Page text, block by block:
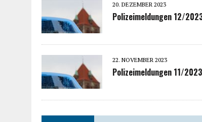
20. DEZEMBER 2023
Polizeimeldungen 12/
22. NOVEMBER 2023
Polizeimeldungen 11/2023